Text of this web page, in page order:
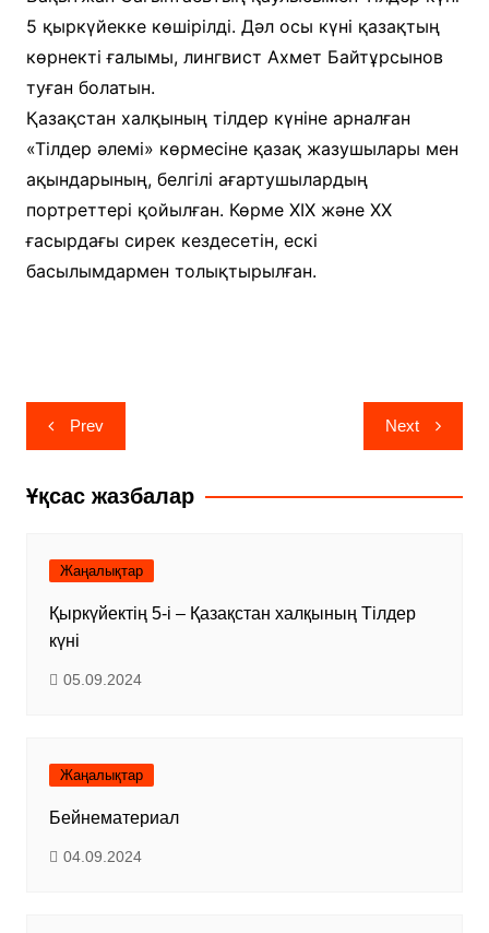
5 қыркүйекке көшірілді. Дәл осы күні қазақтың
көрнекті ғалымы, лингвист Ахмет Байтұрсынов
туған болатын.
Қазақстан халқының тілдер күніне арналған
«Тілдер әлемі» көрмесіне қазақ жазушылары мен
ақындарының, белгілі ағартушылардың
портреттері қойылған. Көрме XIX және XX
ғасырдағы сирек кездесетін, ескі
басылымдармен толықтырылған.
Навигация
по
записям
Prev Next
Ұқсас жазбалар
Жаңалықтар
Қыркүйектің 5-і – Қазақстан халқының Тілдер
күні
05.09.2024
Жаңалықтар
Бейнематериал
04.09.2024